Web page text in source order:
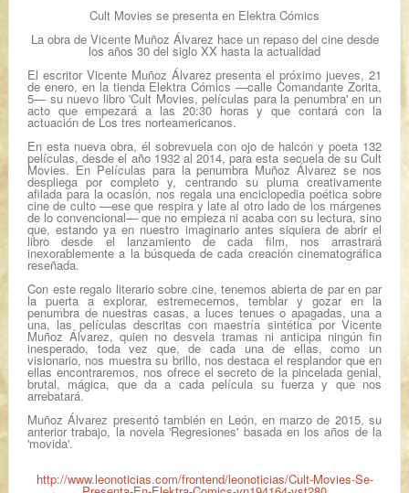
Cult Movies se presenta en Elektra Cómics
La obra de Vicente Muñoz Álvarez hace un repaso del cine desde
los años 30 del siglo XX hasta la actualidad
El escritor Vicente Muñoz Álvarez presenta el próximo jueves, 21
de enero, en la tienda Elektra Cómics —calle Comandante Zorita,
5— su nuevo libro 'Cult Movies, películas para la penumbra' en un
acto que empezará a las 20:30 horas y que contará con la
actuación de Los tres norteamericanos.
En esta nueva obra, él sobrevuela con ojo de halcón y poeta 132
películas, desde el año 1932 al 2014, para esta secuela de su Cult
Movies. En Películas para la penumbra Muñoz Álvarez se nos
despliega por completo y, centrando su pluma creativamente
afilada para la ocasión, nos regala una enciclopedia poética sobre
cine de culto —ese que respira y late al otro lado de los márgenes
de lo convencional— que no empieza ni acaba con su lectura, sino
que, estando ya en nuestro imaginario antes siquiera de abrir el
libro desde el lanzamiento de cada film, nos arrastrará
inexorablemente a la búsqueda de cada creación cinematográfica
reseñada.
Con este regalo literario sobre cine, tenemos abierta de par en par
la puerta a explorar, estremecernos, temblar y gozar en la
penumbra de nuestras casas, a luces tenues o apagadas, una a
una, las películas descritas con maestría sintética por Vicente
Muñoz Álvarez, quien no desvela tramas ni anticipa ningún fin
inesperado, toda vez que, de cada una de ellas, como un
visionario, nos muestra su brillo, nos destaca el resplandor que en
ellas encontraremos, nos ofrece el secreto de la pincelada genial,
brutal, mágica, que da a cada película su fuerza y que nos
arrebatará.
Muñoz Álvarez presentó también en León, en marzo de 2015, su
anterior trabajo, la novela 'Regresiones' basada en los años de la
'movida'.
http://www.leonoticias.com/frontend/leonoticias/Cult-Movies-Se-